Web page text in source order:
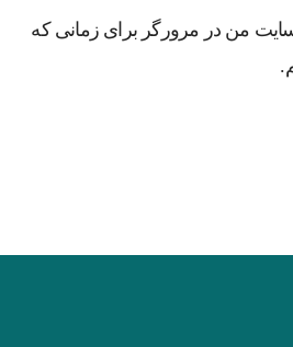
من در مرورگر برای زمانی که